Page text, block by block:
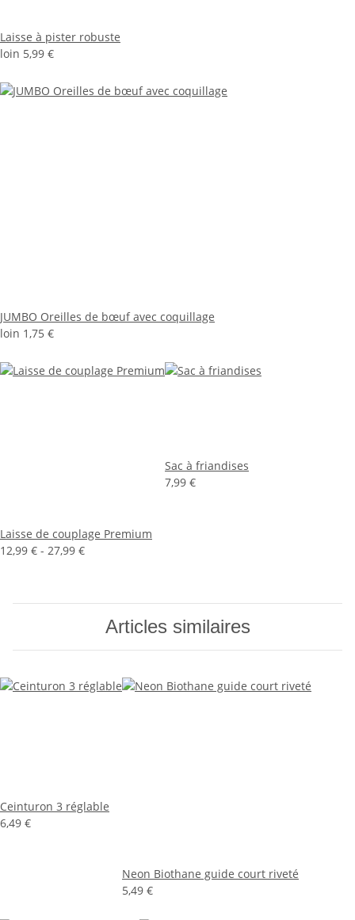
Laisse à pister robuste
loin 5,99 €
JUMBO Oreilles de bœuf avec coquillage
loin 1,75 €
Laisse de couplage Premium
12,99 € - 27,99 €
Sac à friandises
7,99 €
Articles similaires
Ceinturon 3 réglable
6,49 €
Neon Biothane guide court riveté
5,49 €